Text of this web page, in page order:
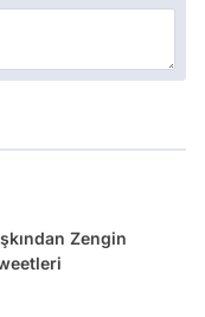
Zengin